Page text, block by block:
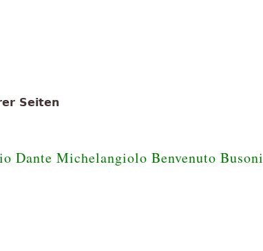
minor)
(in B major)
(in D-flat major)
flat minor)
major)
Seiten
Dante Michelangiolo Benvenuto Busoni